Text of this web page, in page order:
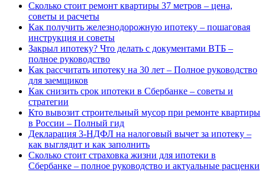
Сколько стоит ремонт квартиры 37 метров – цена,
советы и расчеты
Как получить железнодорожную ипотеку – пошаговая
инструкция и советы
Закрыл ипотеку? Что делать с документами ВТБ –
полное руководство
Как рассчитать ипотеку на 30 лет – Полное руководство
для заемщиков
Как снизить срок ипотеки в Сбербанке – советы и
стратегии
Кто вывозит строительный мусор при ремонте квартиры
в России – Полный гид
Декларация 3-НДФЛ на налоговый вычет за ипотеку –
как выглядит и как заполнить
Сколько стоит страховка жизни для ипотеки в
Сбербанке – полное руководство и актуальные расценки